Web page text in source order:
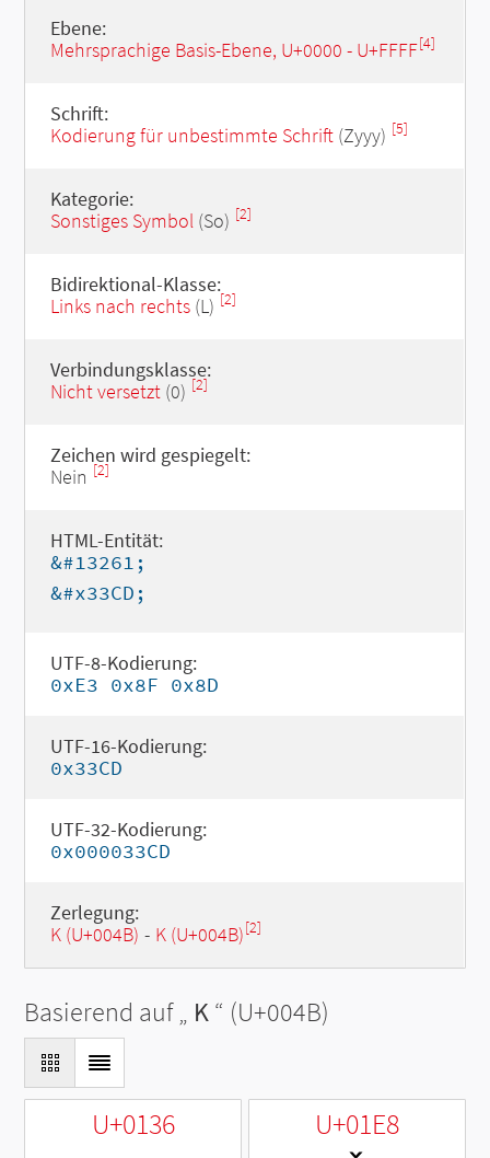
Ebene:
Mehrsprachige Basis-Ebene, U+0000 - U+FFFF[4]
Schrift:
Kodierung für unbestimmte Schrift(Zyyy) [5]
Kategorie:
Sonstiges Symbol(So) [2]
Bidirektional-Klasse:
Links nach rechts(L) [2]
Verbindungsklasse:
Nicht versetzt(0) [2]
Zeichen wird gespiegelt:
Nein [2]
HTML-Entität:
&#13261;
&#x33CD;
UTF-8-Kodierung:
0xE3 0x8F 0x8D
UTF-16-Kodierung:
0x33CD
UTF-32-Kodierung:
0x000033CD
Zerlegung:
K (U+004B) - K (U+004B)[2]
Basierend auf „ K“ (U+004B)
U+0136 U+01E8